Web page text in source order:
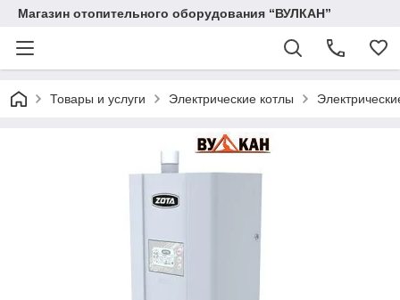
Магазин отопительного оборудования “ВУЛКАН”
Товары и услуги Электрические котлы